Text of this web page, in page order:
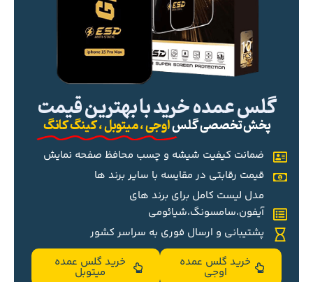
گلس عمده خرید با بهترین قیمت
پخش تخصصی گلساوجی ، میتوبل ، کینگ کانگ
ضمانت کیفیت شیشه و چسب محافظ صفحه نمایش
قیمت رقابتی در مقایسه با سایر برند ها
مدل لیست کامل برای برند های
آیفون،سامسونگ،شیائومی
پشتیبانی و ارسال فوری به سراسر کشور
خرید گلس عمده
اوجی
خرید گلس عمده
میتوبل